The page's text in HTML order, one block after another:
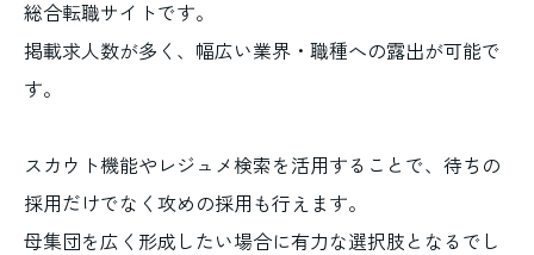
総合転職サイトです。
掲載求人数が多く、幅広い業界・職種への露出が可能で
す。
スカウト機能やレジュメ検索を活用することで、待ちの
採用だけでなく攻めの採用も行えます。
母集団を広く形成したい場合に有力な選択肢となるでし